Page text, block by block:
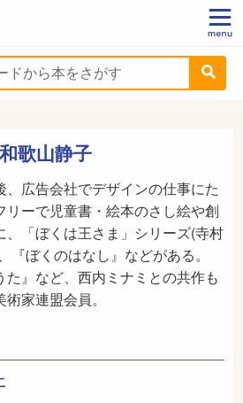
和歌山静子
広告会社でデザインの仕事にた
リーで児童書・絵本のさし絵や創
、「ぼくは王さま」シリーズ(寺村
『ぼくのはなし』などがある。
た』など、西内ミナミとの共作も
家連盟会員。